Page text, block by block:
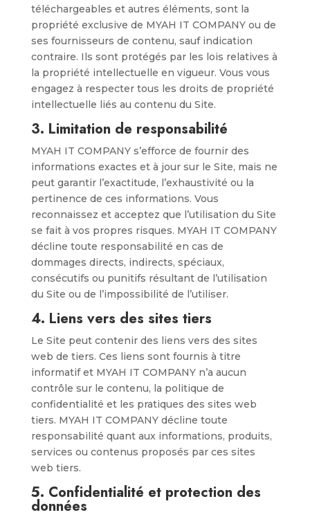
téléchargeables et autres éléments, sont la
propriété exclusive de MYAH IT COMPANY ou de
ses fournisseurs de contenu, sauf indication
contraire. Ils sont protégés par les lois relatives à
la propriété intellectuelle en vigueur. Vous vous
engagez à respecter tous les droits de propriété
intellectuelle liés au contenu du Site.
3. Limitation de responsabilité
MYAH IT COMPANY s’efforce de fournir des
informations exactes et à jour sur le Site, mais ne
peut garantir l’exactitude, l’exhaustivité ou la
pertinence de ces informations. Vous
reconnaissez et acceptez que l’utilisation du Site
se fait à vos propres risques. MYAH IT COMPANY
décline toute responsabilité en cas de
dommages directs, indirects, spéciaux,
consécutifs ou punitifs résultant de l’utilisation
du Site ou de l’impossibilité de l’utiliser.
4. Liens vers des sites tiers
Le Site peut contenir des liens vers des sites
web de tiers. Ces liens sont fournis à titre
informatif et MYAH IT COMPANY n’a aucun
contrôle sur le contenu, la politique de
confidentialité et les pratiques des sites web
tiers. MYAH IT COMPANY décline toute
responsabilité quant aux informations, produits,
services ou contenus proposés par ces sites
web tiers.
5. Confidentialité et protection des
données